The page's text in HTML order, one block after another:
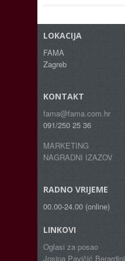
LOKACIJA
FAMA
Zagreb
KONTAKT
fama@fama.com.hr
091/250 25 36
MARKETING
NAGRADNI IZAZOV
RADNO VRIJEME
00.00-24.00 (online)
LINKOVI
Oglasi za posao
Josipa Pavičić Berardini